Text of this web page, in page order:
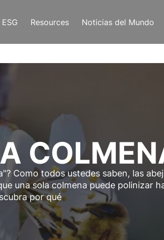
ESG Resources Noticias del Mundo
Como todos ustedes saben, las
una sola colmena puede polinizar
por qué